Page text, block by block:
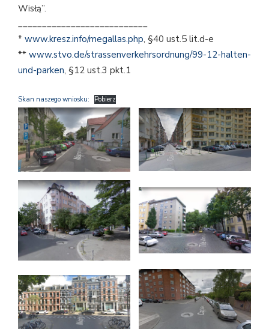
Wisłą”.
___________________________
* www.kresz.info/megallas.php, §40 ust.5 lit.d-e
** www.stvo.de/strassenverkehrsordnung/99-12-halten-
und-parken, §12 ust.3 pkt.1
Skan naszego wniosku: Pobierz